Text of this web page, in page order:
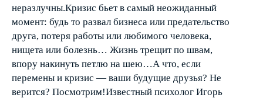
неразлучны.Кризис бьет в самый неожиданный
момент: будь то развал бизнеса или предательство
друга, потеря работы или любимого человека,
нищета или болезнь… Жизнь трещит по швам,
впору накинуть петлю на шею…А что, если
перемены и кризис — ваши будущие друзья? Не
верится? Посмотрим!Известный психолог Игорь